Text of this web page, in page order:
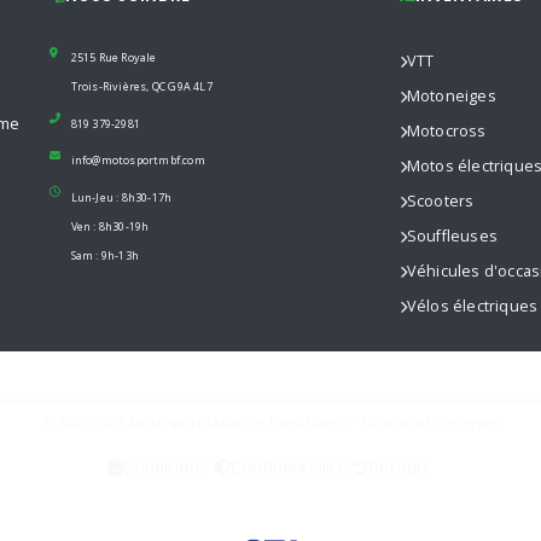
2515 Rue Royale
Trois-Rivières, QC G9A 4L7
819 379-2981
info@motosportmbf.com
Lun-Jeu : 8h30-17h
Ven : 8h30-19h
Sam : 9h-13h
VTT
Motoneiges
Motocross
Motos électriques
Scooters
Souffleuses
Véhicules
Vélos électriques